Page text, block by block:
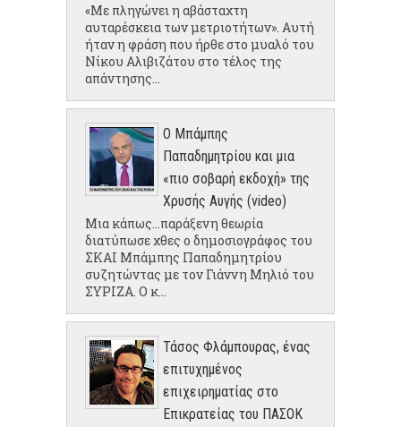
«Με πληγώνει η αβάσταχτη
αυταρέσκεια των μετριοτήτων». Αυτή
ήταν η φράση που ήρθε στο μυαλό του
Νίκου Αλιβιζάτου στο τέλος της
απάντησης...
Ο Μπάμπης
Παπαδημητρίου και μια
«πιο σοβαρή εκδοχή» της
Χρυσής Αυγής (video)
Μια κάπως...παράξενη θεωρία
διατύπωσε χθες ο δημοσιογράφος του
ΣΚΑΙ Μπάμπης Παπαδημητρίου
συζητώντας με τον Γιάννη Μηλιό του
ΣΥΡΙΖΑ. Ο κ...
Τάσος Φλάμπουρας, ένας
επιτυχημένος
επιχειρηματίας στο
Επικρατείας του ΠΑΣΟΚ